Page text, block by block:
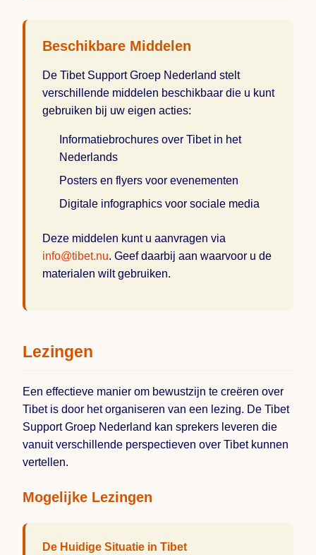
Beschikbare Middelen
De Tibet Support Groep Nederland stelt
verschillende middelen beschikbaar die u kunt
gebruiken bij uw eigen acties:
Informatiebrochures over Tibet in het
Nederlands
Posters en flyers voor evenementen
Digitale infographics voor sociale media
Deze middelen kunt u aanvragen via
info@tibet.nu. Geef daarbij aan waarvoor u de
materialen wilt gebruiken.
Lezingen
Een effectieve manier om bewustzijn te creëren over
Tibet is door het organiseren van een lezing. De Tibet
Support Groep Nederland kan sprekers leveren die
vanuit verschillende perspectieven over Tibet kunnen
vertellen.
Mogelijke Lezingen
De Huidige Situatie in Tibet